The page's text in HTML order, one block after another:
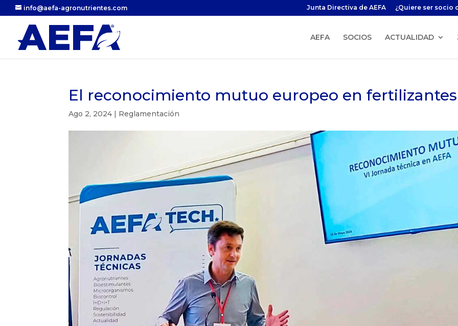
info@aefa-agronutrientes.com Junta Directiva de AEFA ¿Quiere ser socio
AEFA SOCIOS ACTUALIDAD
El reconocimiento mutuo europeo en fertilizantes
Ago 2, 2024 | Reglamentación